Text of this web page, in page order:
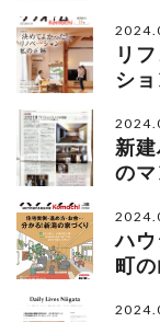
リ
シ
新
の
ハ
町